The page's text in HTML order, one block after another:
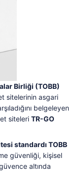
Birliği (TOBB)
sitelerinin asgari
belgeleyen
siteleri TR-GO
standardı TOBB
güvenliği, kişisel
altında